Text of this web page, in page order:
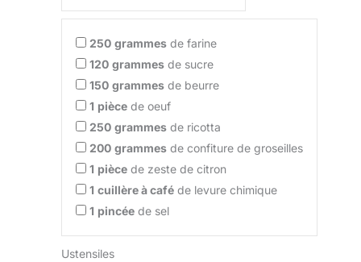
250 grammes de farine
120 grammes de sucre
150 grammes de beurre
1 pièce de oeuf
250 grammes de ricotta
200 grammes de confiture de groseilles
1 pièce de zeste de citron
1 cuillère à café de levure chimique
1 pincée de sel
Ustensiles